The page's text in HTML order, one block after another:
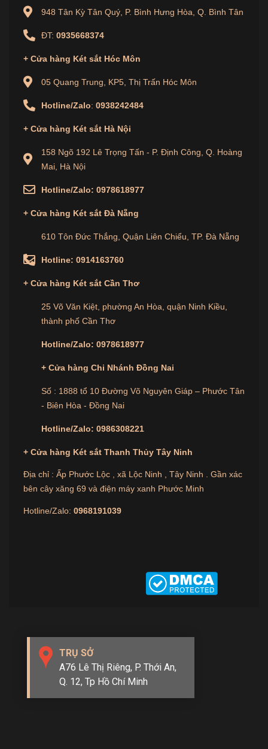
948 Tân Kỳ Tân Quý, P. Bình Hưng Hòa, Q. Bình Tân
ĐT: 0935668374
+ Cửa hàng Két sắt Hóc Môn
05 Quang Trung, KP5, Thị Trấn Hóc Môn
Hotline/Zalo: 0938242484
+ Cửa hàng Két sắt Hà Nội
158 Ngõ 192 Lê Trọng Tấn - P. Định Công, Q. Hoàng
Mai, Hà Nội
Hotline/Zalo: 0978618977
+ Cửa hàng Két sắt Đà Nẵng
610 Tôn Đức Thắng, Quận Liên Chiểu, TP. Đà Nẵng
Hotline: 0914163760
+ Cửa hàng Két sắt Cần Thơ
25 Võ Văn Kiệt, phường An Hòa, quận Ninh Kiều,
thành phố Cần Thơ
Hotline/Zalo: 0978618977
+ Cửa hàng Chi Nhánh Đồng Nai
Số : 1888 tổ 10 Đường Võ Nguyên Giáp – Phước Tân
- Biên Hòa - Đồng Nai
Hotline/Zalo: 0986308221
+ Cửa hàng Két sắt Thanh Thủy Tây Ninh
Địa chỉ : Ấp Phước Lộc , xã Lộc Ninh , Tây Ninh . Gần xác
bên cây xăng 69 và điện máy xanh Phước Minh
Hotline/Zalo: 0968191039
TRỤ SỞ
A76 Lê Thị Riêng, P. Thới An,
Q. 12, Tp Hồ Chí Minh